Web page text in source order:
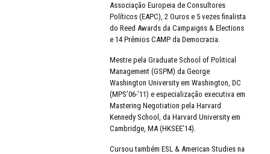
Associação Europeia de Consultores
Políticos (EAPC), 2 Ouros e 5 vezes finalista
do Reed Awards da Campaigns & Elections
e 14 Prêmios CAMP da Democracia.
Mestre pela Graduate School of Political
Management (GSPM) da George
Washington University em Washington, DC
(MPS’06-’11) e especialização executiva em
Mastering Negotiation pela Harvard
Kennedy School, da Harvard University em
Cambridge, MA (HKSEE’14).
Cursou também ESL & American Studies na